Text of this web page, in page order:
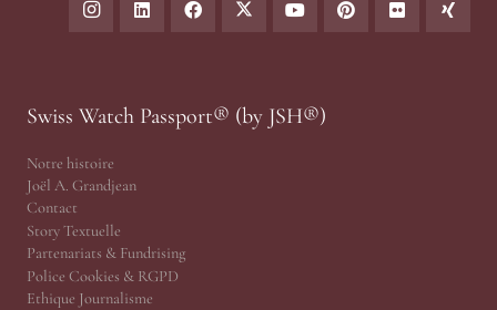
Swiss Watch Passport® (by JSH®)
Notre histoire
Joël A. Grandjean
Contact
Story Textuelle
Partenariats & Fundrising
Police Cookies & RGPD
Ethique Journalisme